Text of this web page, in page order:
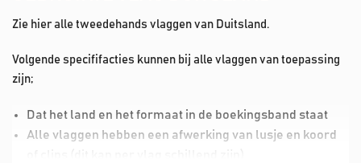
Zie hier alle tweedehands vlaggen van Duitsland.
Volgende specififacties kunnen bij alle vlaggen van toepassing
zijn;
Dat het land en het formaat in de boekingsband staat
Alle vlaggen hebben een afwerking van lusje en koord